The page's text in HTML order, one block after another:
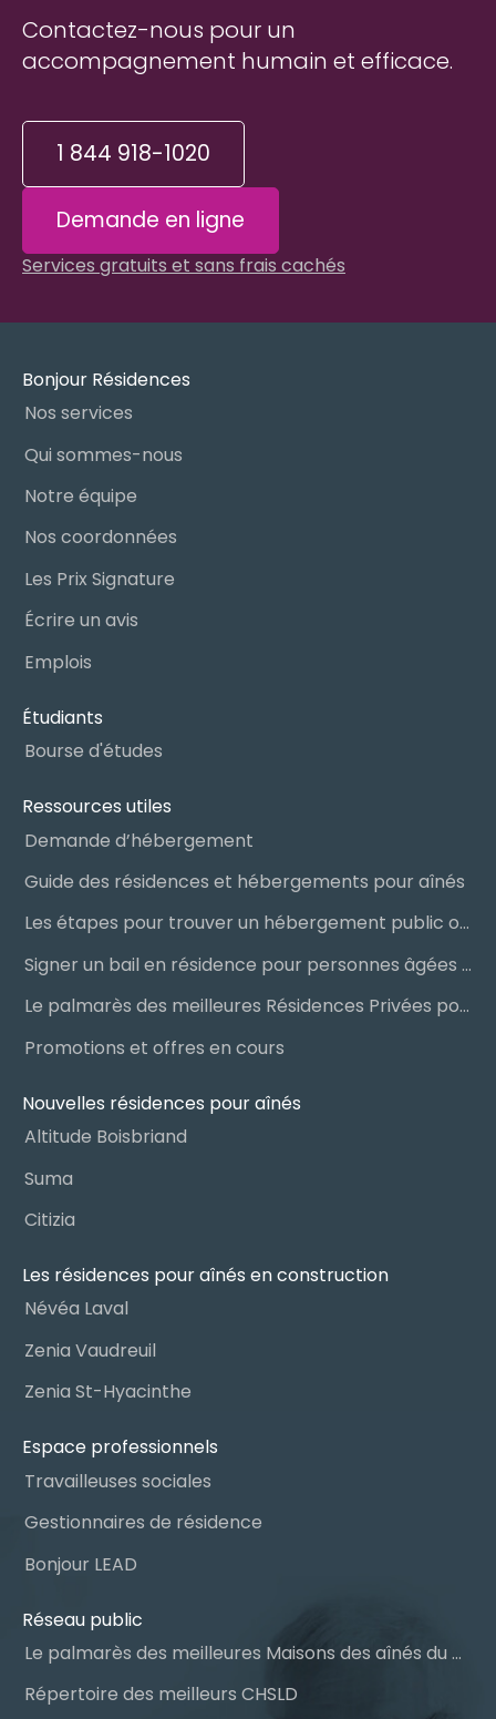
Contactez-nous pour un
accompagnement humain et efficace.
1 844 918-1020
Demande en ligne
Services gratuits et sans frais cachés
Bonjour Résidences
Nos services
Qui sommes-nous
Notre équipe
Nos coordonnées
Les Prix Signature
Écrire un avis
Emplois
Étudiants
Bourse d'études
Ressources utiles
Demande d’hébergement
Guide des résidences et hébergements pour aînés
Les étapes pour trouver un hébergement public ou privé
Signer un bail en résidence pour personnes âgées (RPA) : ce qu’il faut savoir
Le palmarès des meilleures Résidences Privées pour Aînés (RPA)
Promotions et offres en cours
Nouvelles résidences pour aînés
Altitude Boisbriand
Suma
Citizia
Les résidences pour aînés en construction
Névéa Laval
Zenia Vaudreuil
Zenia St-Hyacinthe
Espace professionnels
Travailleuses sociales
Gestionnaires de résidence
Bonjour LEAD
Réseau public
Le palmarès des meilleures Maisons des aînés du Québec
Répertoire des meilleurs CHSLD